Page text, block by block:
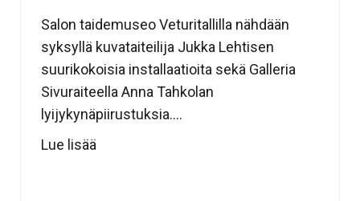
Salon taidemuseo Veturitallilla nähdään
syksyllä kuvataiteilija Jukka Lehtisen
suurikokoisia installaatioita sekä Galleria
Sivuraiteella Anna Tahkolan
lyijykynäpiirustuksia....
Lue lisää